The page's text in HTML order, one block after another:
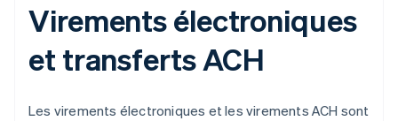
Virements électroniques
et transferts ACH
Les virements électroniques et les virements ACH sont